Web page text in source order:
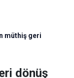
müthiş geri
dönüş